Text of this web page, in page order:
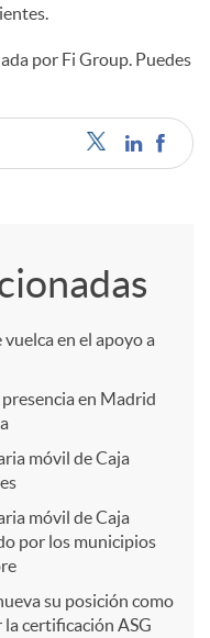
por Fi Group. Puedes
en el apoyo a
en Madrid
móvil de Caja
móvil de Caja
por los municipios
su posición como
certificación ASG